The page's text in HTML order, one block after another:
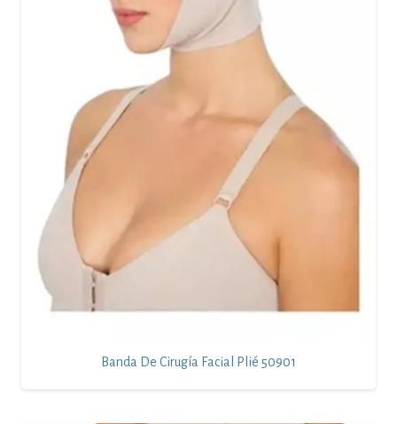
Banda De Cirugía Facial Plié 50901